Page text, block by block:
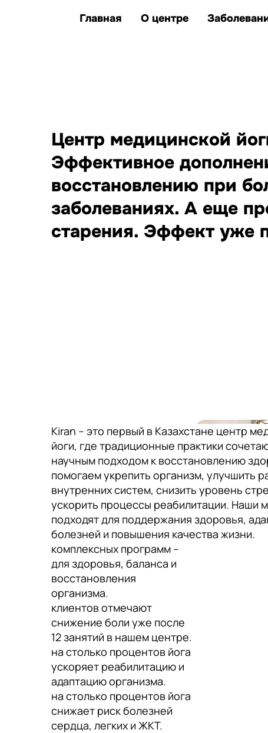
единственные представители
здоровье и качество жизни
заболеваний, при которых
Главная
О центре
Центр медицинской
Эффективное
восстановлению при
заболеваниях. А еще
старения. Эффект уже
Kiran – это первый в Казахстане центр
йоги, где традиционные практики
научным подходом к восстановлению
помогаем укрепить организм, улучшить
внутренних систем, снизить уровень
ускорить процессы реабилитации. Наши
подходят для поддержания здоровья,
болезней и повышения качества жизни.
комплексных программ –
для здоровья, баланса и
восстановления
организма.
клиентов отмечают
снижение боли уже после
12 занятий в нашем центре.
на столько процентов йога
ускоряет реабилитацию и
адаптацию организма.
на столько процентов йога
снижает риск болезней
сердца, легких и ЖКТ.